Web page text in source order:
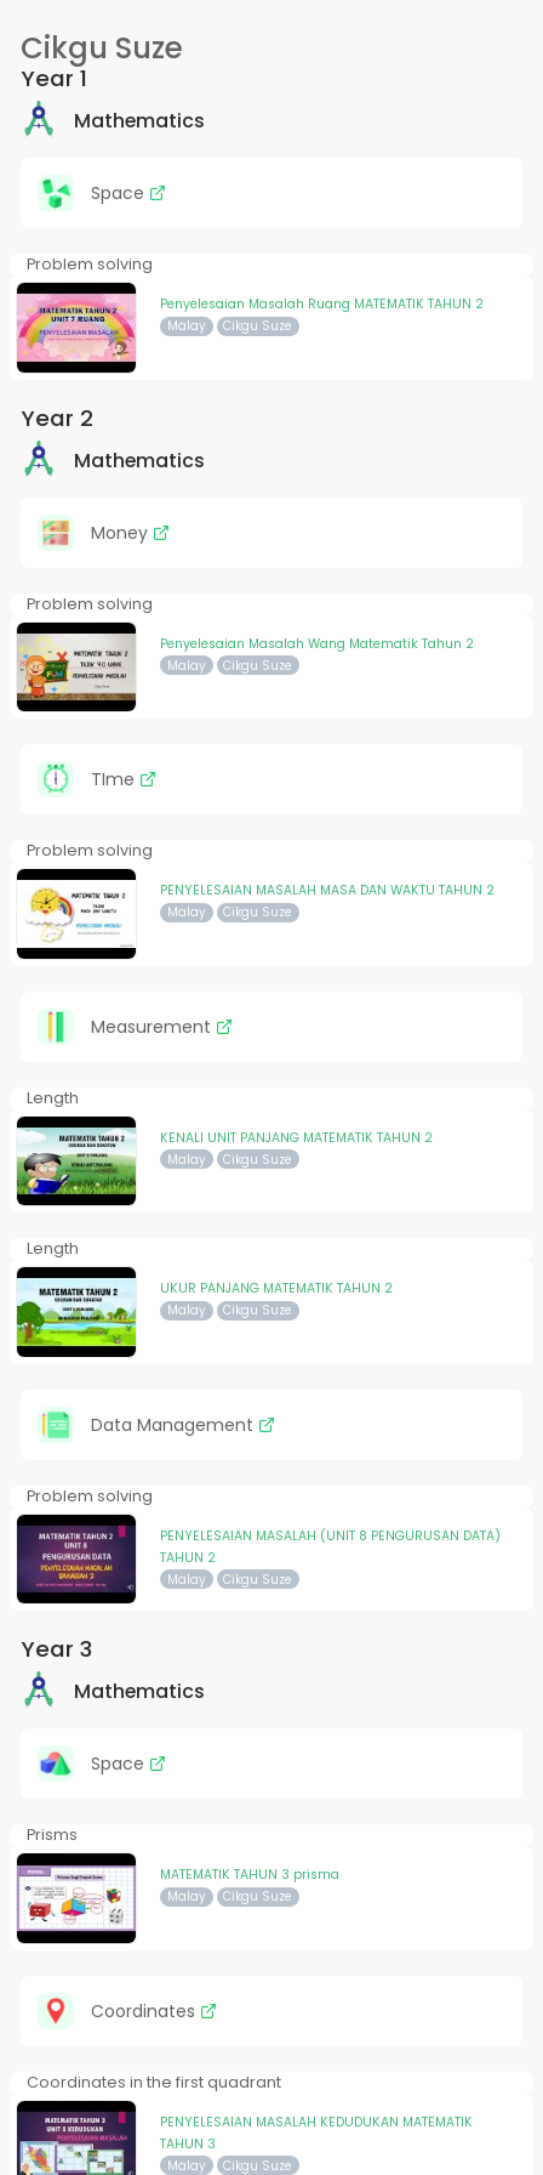
Cikgu Suze
Year 1
Mathematics
Space
Problem solving
Penyelesaian Masalah Ruang MATEMATIK TAHUN 2
Malay Cikgu Suze
Year 2
Mathematics
Money
Problem solving
Penyelesaian Masalah Wang Matematik Tahun 2
Malay Cikgu Suze
TIme
Problem solving
PENYELESAIAN MASALAH MASA DAN WAKTU TAHUN 2
Malay Cikgu Suze
Measurement
Length
KENALI UNIT PANJANG MATEMATIK TAHUN 2
Malay Cikgu Suze
Length
UKUR PANJANG MATEMATIK TAHUN 2
Malay Cikgu Suze
Data Management
Problem solving
PENYELESAIAN MASALAH (UNIT 8 PENGURUSAN DATA)
TAHUN 2
Malay Cikgu Suze
Year 3
Mathematics
Space
Prisms
MATEMATIK TAHUN 3 prisma
Malay Cikgu Suze
Coordinates
Coordinates in the first quadrant
PENYELESAIAN MASALAH KEDUDUKAN MATEMATIK
TAHUN 3
Malay Cikgu Suze